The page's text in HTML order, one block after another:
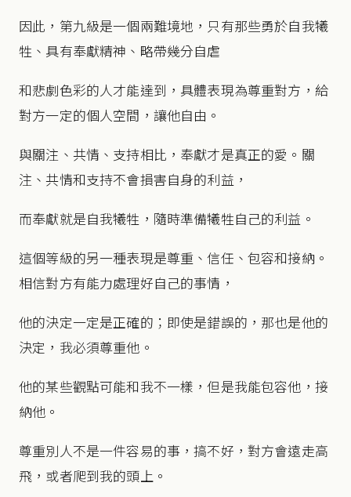
因此，第九級是一個兩難境地，只有那些勇於自我犧
牲、具有奉獻精神、略帶幾分自虐
和悲劇色彩的人才能達到，具體表現為尊重對方，給
對方一定的個人空間，讓他自由。
與關注、共情、支持相比，奉獻才是真正的愛。關
注、共情和支持不會損害自身的利益，
而奉獻就是自我犧牲，隨時準備犧牲自己的利益。
這個等級的另一種表現是尊重、信任、包容和接納。
相信對方有能力處理好自己的事情，
他的決定一定是正確的；即使是錯誤的，那也是他的
決定，我必須尊重他。
他的某些觀點可能和我不一樣，但是我能包容他，接
納他。
尊重別人不是一件容易的事，搞不好，對方會遠走高
飛，或者爬到我的頭上。